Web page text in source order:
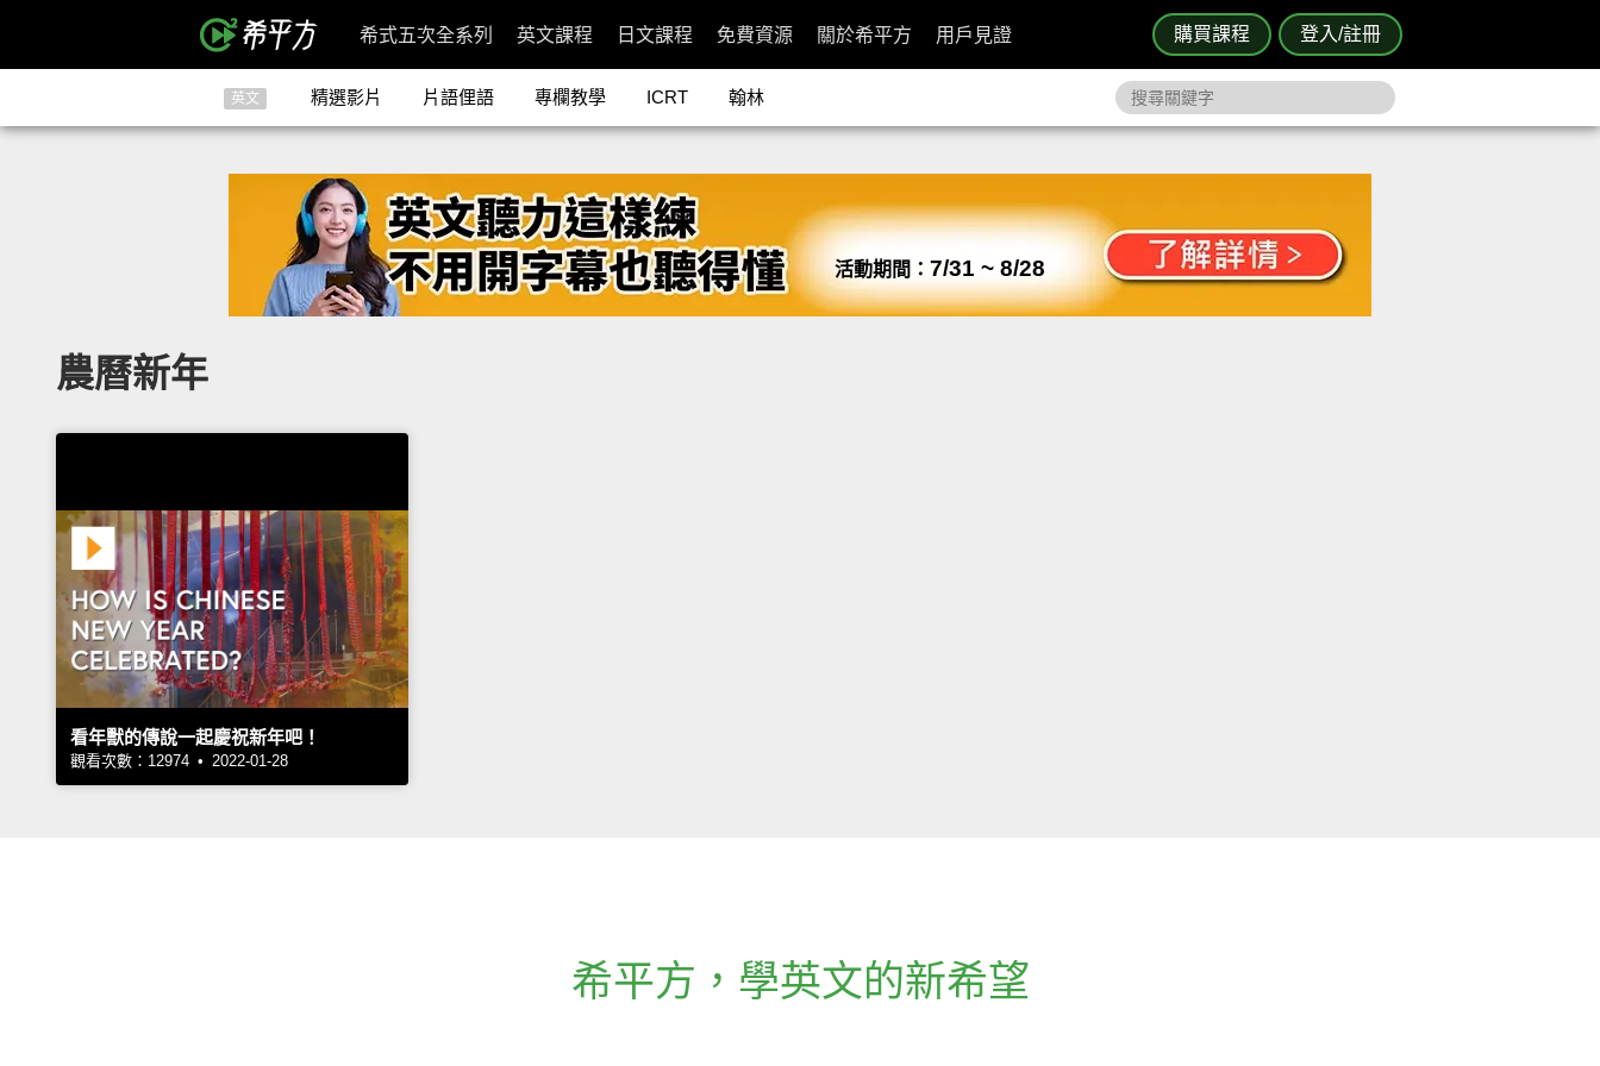
購買課程 登入/註冊
希式五次全系列 英文課程 日文課程 免費資源 關於希平方 用戶見證
英文 精選影片 片語俚語 專欄教學 ICRT 翰林
活動期間： 7/31 ~ 8/28
農曆新年
看年獸的傳說一起慶祝新年吧！
觀看次數：12974 • 2022-01-28
希平方 ， 學英文的新希望